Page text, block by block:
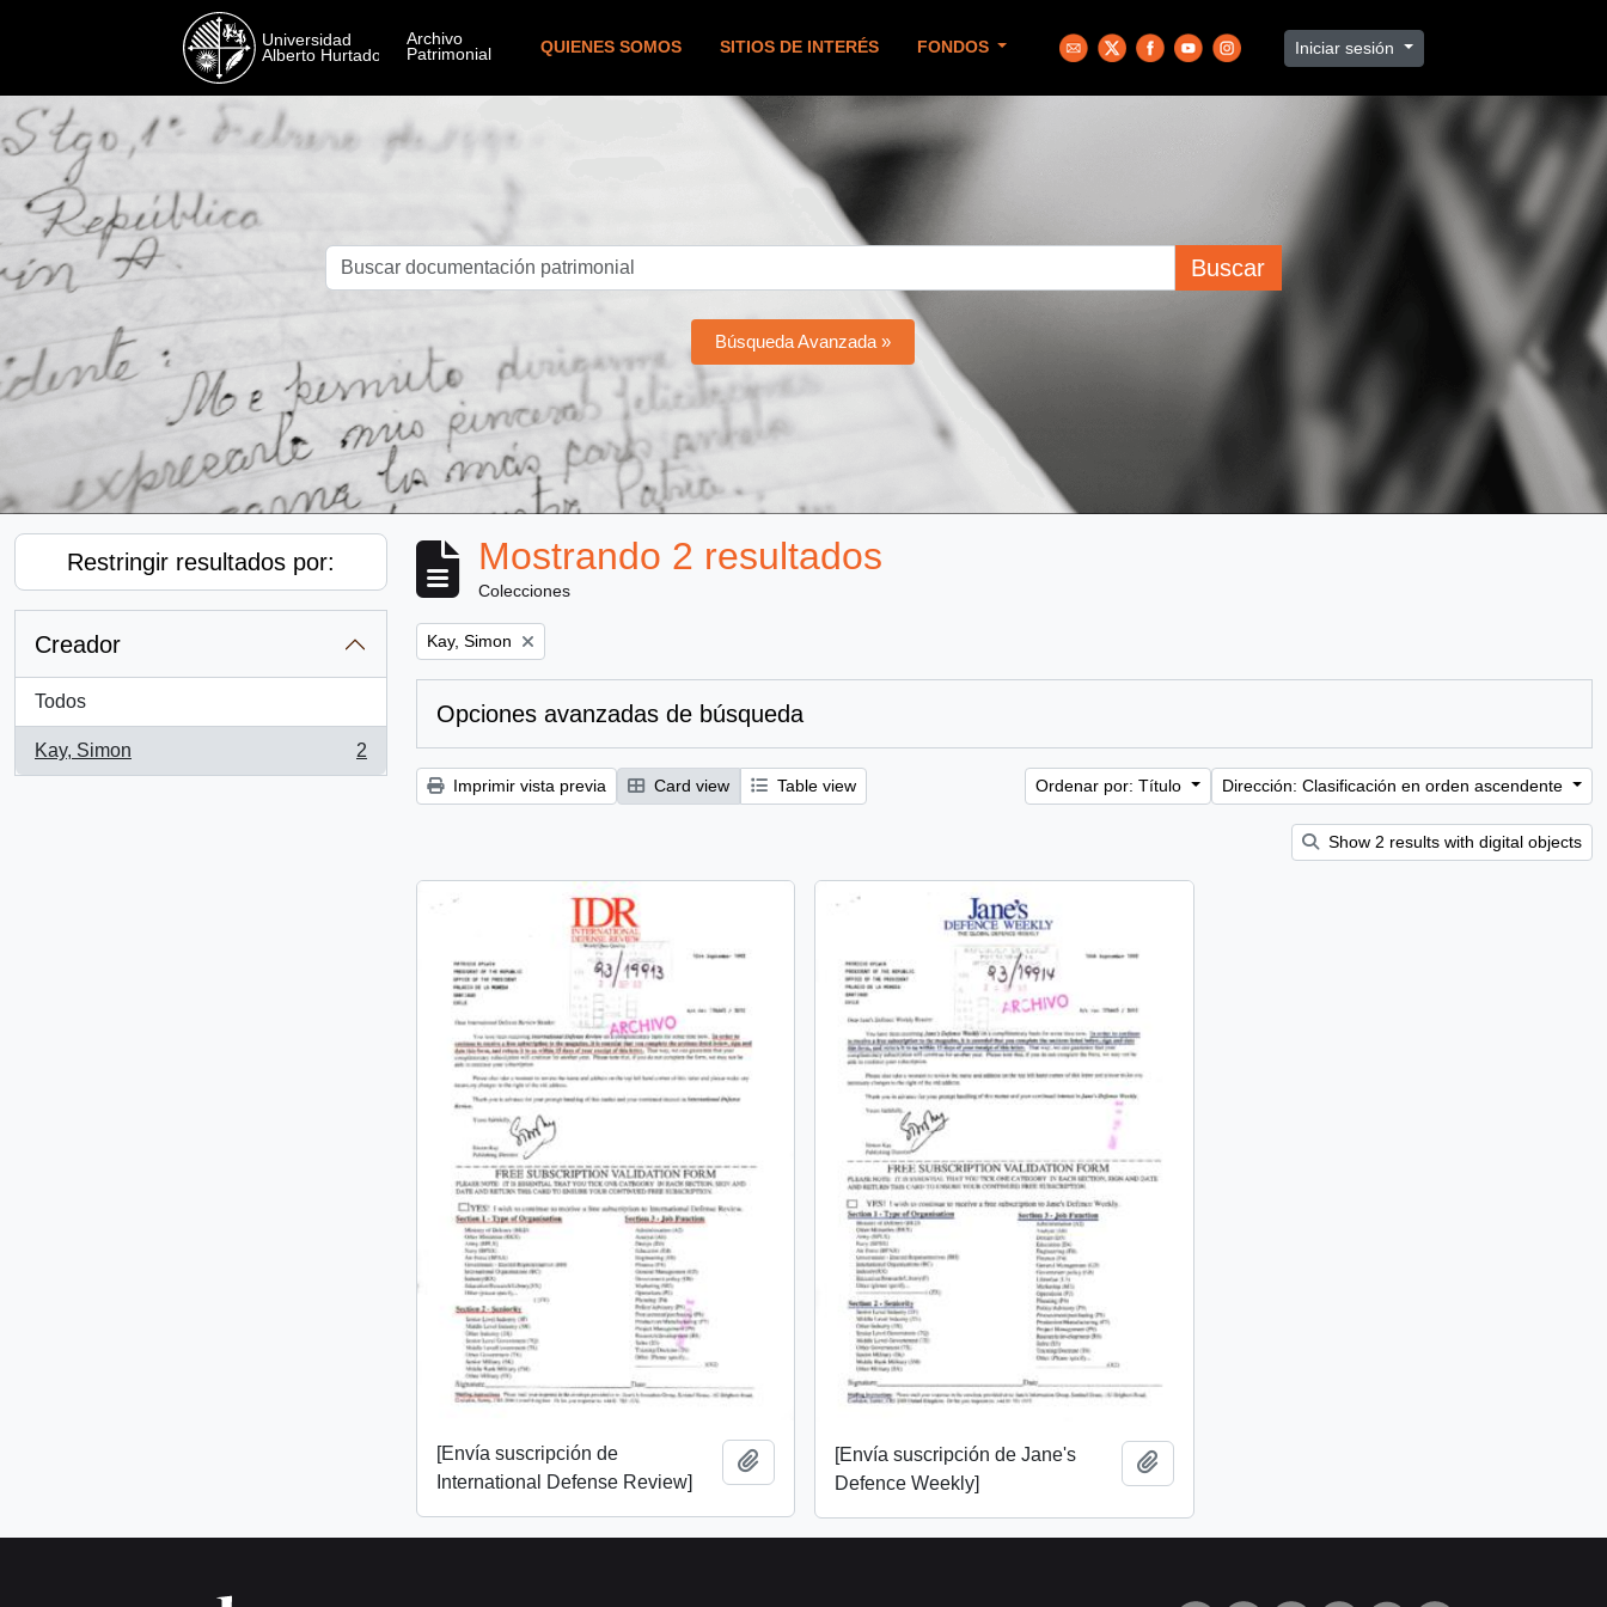
QUIENES SOMOS SITIOS DE INTERÉS FONDOS Iniciar sesión
Buscar
Búsqueda Avanzada »
Restringir resultados por:
Creador
Todos
Kay, Simon
, 2 resultados
2
Mostrando 2 resultados
Colecciones
Remove filter:
Kay, Simon
Opciones avanzadas de búsqueda
Imprimir vista previa Card view Table view Ordenar por: Título Dirección: Clasificación en orden ascendente
Show 2 results with digital objects
[Envía suscripción de
International Defense Review]
Añadir al portapapeles
[Envía suscripción de Jane's
Defence Weekly]
Añadir al portapapeles